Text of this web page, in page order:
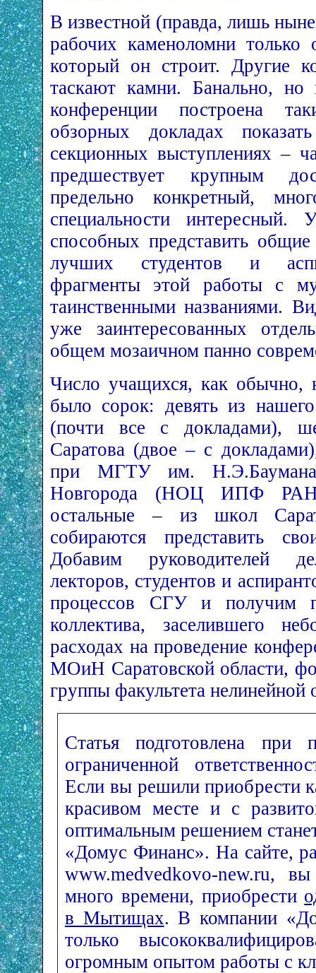
В известной (правда, лишь
рабочих каменоломни
который он строит. Другие
таскают камни. Банально,
конференции построена
обзорных докладах
секционных выступлениях –
предшествует крупным
предельно конкретный,
специальности интересный.
способных представить
лучших студентов и
фрагменты этой работы с
таинственными названиями.
уже заинтересованных
общем мозаичном панно
Число учащихся, как обычно,
было сорок: девять из
(почти все с докладами),
Саратова (двое – с
при МГТУ им.
Новгорода (НОЦ ИПФ
остальные – из школ
собираются представить
Добавим руководителей
лекторов, студентов и
процессов СГУ и получим
коллектива, заселившего
расходах на проведение
МОиН Саратовской области,
группы факультета нелинейной
Статья подготовлена при
ограниченной
Если вы решили приобрести
красивом месте и с
оптимальным решением
«Домус Финанс». На сайте,
www.medvedkovo-new.ru,
много времени, приобрести
в Мытищах. В компании
только
огромным опытом работы с